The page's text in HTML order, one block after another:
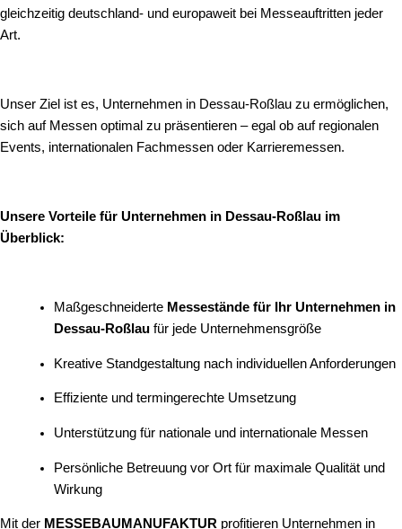
gleichzeitig deutschland- und europaweit bei Messeauftritten jeder
Art.
Unser Ziel ist es, Unternehmen in Dessau-Roßlau zu ermöglichen,
sich auf Messen optimal zu präsentieren – egal ob auf regionalen
Events, internationalen Fachmessen oder Karrieremessen.
Unsere Vorteile für Unternehmen in Dessau-Roßlau im
Überblick:
Maßgeschneiderte Messestände für Ihr Unternehmen in
Dessau-Roßlau für jede Unternehmensgröße
Kreative Standgestaltung nach individuellen Anforderungen
Effiziente und termingerechte Umsetzung
Unterstützung für nationale und internationale Messen
Persönliche Betreuung vor Ort für maximale Qualität und
Wirkung
Mit der MESSEBAUMANUFAKTUR profitieren Unternehmen in